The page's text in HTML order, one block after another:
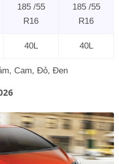
185 /55
R16
185 /55
R16
40L 40L
Cam, Đỏ, Đen